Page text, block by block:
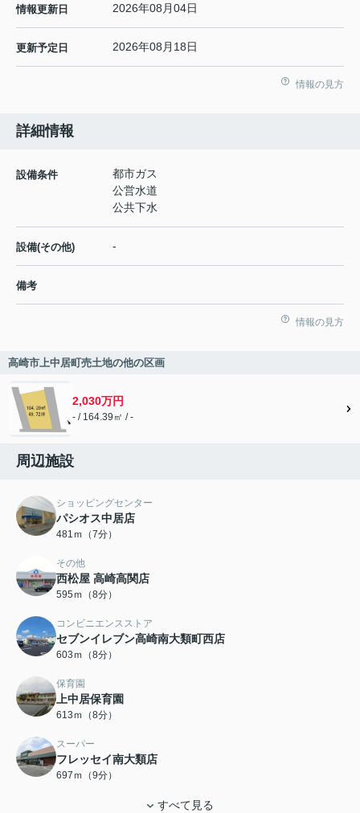
情報更新日 2026年08月04日
更新予定日 2026年08月18日
情報の見方
詳細情報
設備条件
都市ガス
公営水道
公共下水
設備(その他) -
備考
情報の見方
高崎市上中居町売土地の他の区画
2,030万円
- / 164.39㎡ / -
周辺施設
ショッピングセンター
パシオス中居店
481ｍ（7分）
その他
西松屋 高崎高関店
595ｍ（8分）
コンビニエンスストア
セブンイレブン高崎南大類町西店
603ｍ（8分）
保育園
上中居保育園
613ｍ（8分）
スーパー
フレッセイ南大類店
697ｍ（9分）
すべて見る